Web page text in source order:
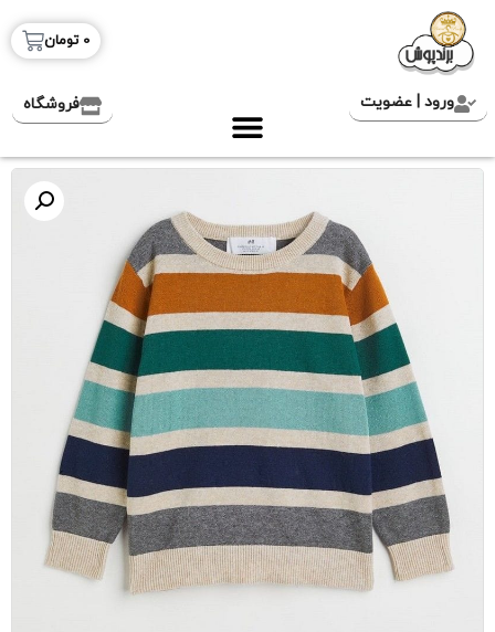
0 تومان
ورود | عضویت فروشگاه